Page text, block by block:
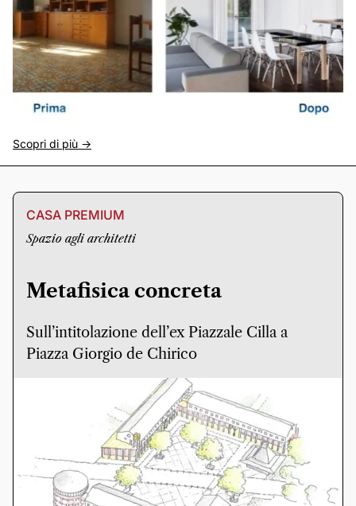
Scopri di più ->
CASA PREMIUM
Spazio agli architetti
Metafisica concreta
Sull’intitolazione dell’ex Piazzale Cilla a
Piazza Giorgio de Chirico